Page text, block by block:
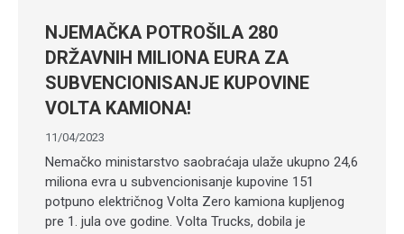
NJEMAČKA POTROŠILA 280
DRŽAVNIH MILIONA EURA ZA
SUBVENCIONISANJE KUPOVINE
VOLTA KAMIONA!
11/04/2023
Nemačko ministarstvo saobraćaja ulaže ukupno 24,6
miliona evra u subvencionisanje kupovine 151
potpuno električnog Volta Zero kamiona kupljenog
pre 1. jula ove godine. Volta Trucks, dobila je